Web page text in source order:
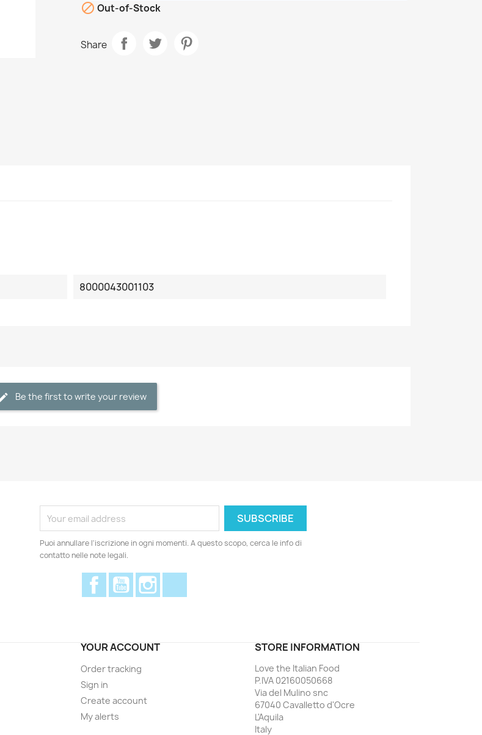
 Out-of-Stock
Share
8000043001103
Be the first to write your review
Puoi annullare l'iscrizione in ogni momenti. A questo scopo, cerca le info di
contatto nelle note legali.
FacebookYouTube
YOUR ACCOUNT
Order tracking
Sign in
Create account
My alerts
STORE INFORMATION
Love the Italian Food
P.IVA 02160050668
Via del Mulino snc
67040 Cavalletto d'Ocre
L'Aquila
Italy